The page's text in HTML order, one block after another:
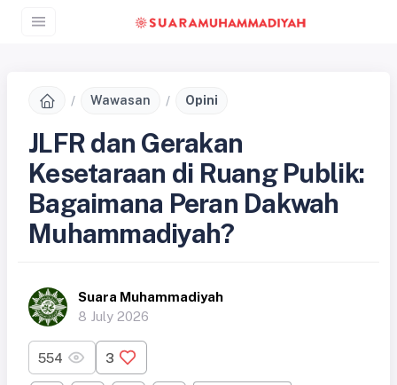
Wawasan Opini
JLFR dan Gerakan
Kesetaraan di Ruang Publik:
Bagaimana Peran Dakwah
Muhammadiyah?
Suara Muhammadiyah
8 July 2026
554 3